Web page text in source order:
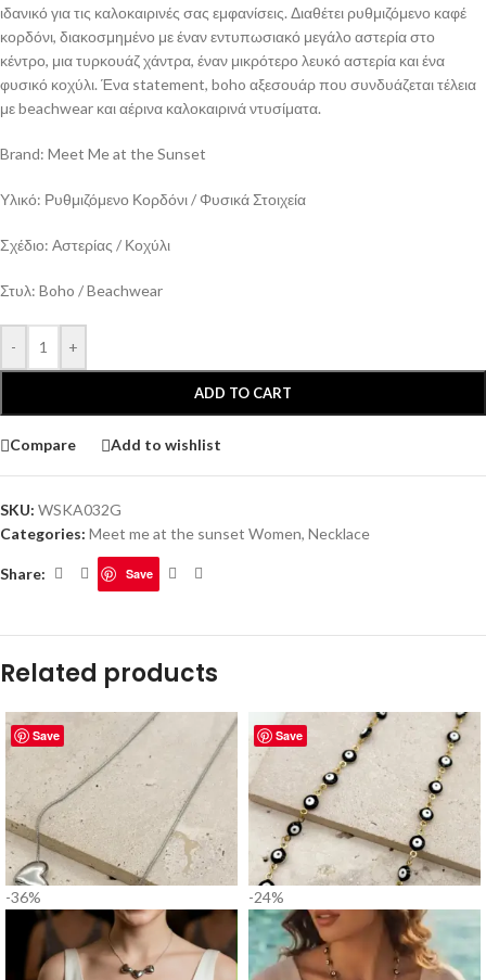
ιδανικό για τις καλοκαιρινές σας εμφανίσεις. Διαθέτει ρυθμιζόμενο καφέ
κορδόνι, διακοσμημένο με έναν εντυπωσιακό μεγάλο αστερία στο
κέντρο, μια τυρκουάζ χάντρα, έναν μικρότερο λευκό αστερία και ένα
φυσικό κοχύλι. Ένα statement, boho αξεσουάρ που συνδυάζεται τέλεια
με beachwear και αέρινα καλοκαιρινά ντυσίματα.
Brand: Meet Me at the Sunset
Υλικό: Ρυθμιζόμενο Κορδόνι / Φυσικά Στοιχεία
Σχέδιο: Αστερίας / Κοχύλι
Στυλ: Boho / Beachwear
- +
ADD TO CART
Compare Add to wishlist
SKU: WSKA032G
Categories: Meet me at the sunset Women, Necklace
Share: Save
Related products
Save
-36%
Save
-24%